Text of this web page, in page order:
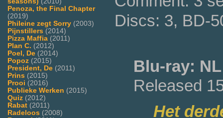
Penoza, the Final Chapter
(2019)
Phileine zegt Sorry (2003)
Pijnstillers (2014)
Pizza Maffia (2011)
Plan C. (2012)
Poel, De (2014)
Popoz (2015)
President, De (2011)
Prins (2015)
Prooi (2016)
Publieke Werken (2015)
Quiz (2012)
Rabat (2011)
Radeloos (2008)
Discs: 3, BD-
Blu-ray: NL
Released
Het